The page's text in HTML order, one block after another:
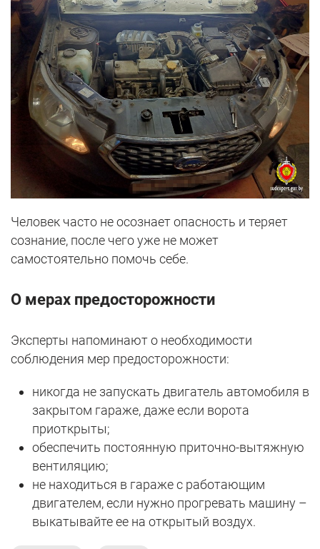
Человек часто не осознает опасность и теряет
сознание, после чего уже не может
самостоятельно помочь себе.
О мерах предосторожности
Эксперты напоминают о необходимости
соблюдения мер предосторожности:
никогда не запускать двигатель автомобиля в
закрытом гараже, даже если ворота
приоткрыты;
обеспечить постоянную приточно-вытяжную
вентиляцию;
не находиться в гараже с работающим
двигателем, если нужно прогревать машину –
выкатывайте ее на открытый воздух.